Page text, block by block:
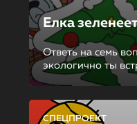
Елка
Ответь на семь
экологично ты
СПЕЦПРОЕКТ